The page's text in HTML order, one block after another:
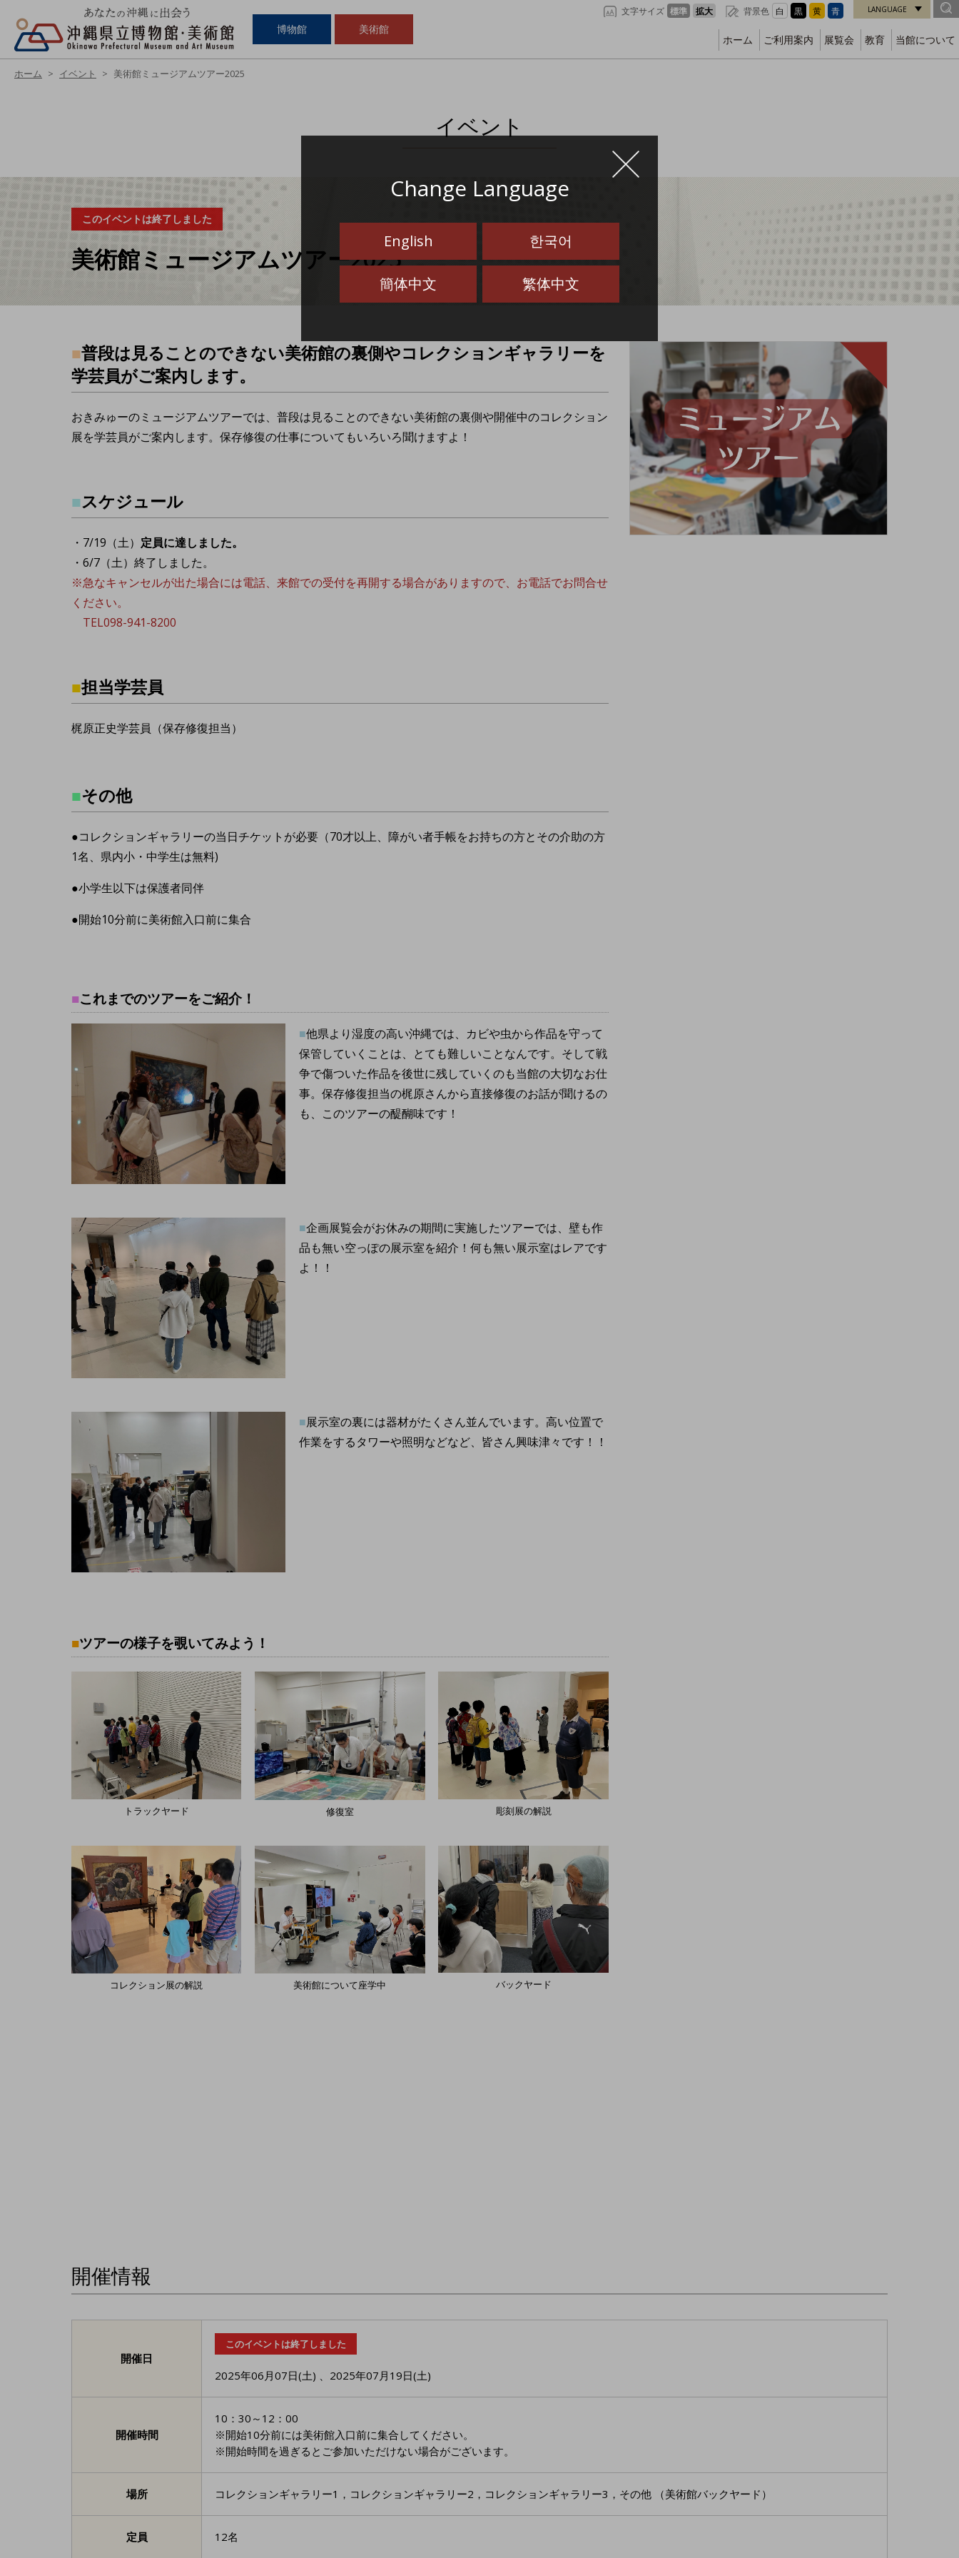
博物館 美術館
文字サイズ 標準 拡大 背景色 白 黒 黄 青 LANGUAGE
ホーム ご利用案内 展覧会 教育 当館について
Change Language
English 한국어
簡体中文 繁体中文
ホーム イベント 美術館ミュージアムツアー2025
イベント
このイベントは終了しました
美術館ミュージアムツアー2025
■普段は見ることのできない美術館の裏側やコレクションギャラリーを
学芸員がご案内します。
おきみゅーのミュージアムツアーでは、普段は見ることのできない美術館の裏側や開催中のコレクション
展を学芸員がご案内します。保存修復の仕事についてもいろいろ聞けますよ！
■スケジュール
・7/19（土） 定員に達しました。
・6/7（土）終了しました。
※急なキャンセルが出た場合には電話、来館での受付を再開する場合がありますので、お電話でお問合せ
ください。
TEL098-941-8200
■担当学芸員
梶原正史学芸員（保存修復担当）
■その他
●コレクションギャラリーの当日チケットが必要（70才以上、障がい者手帳をお持ちの方とその介助の方
1名、県内小・中学生は無料)
●小学生以下は保護者同伴
●開始10分前に美術館入口前に集合
■これまでのツアーをご紹介！
■他県より湿度の高い沖縄では、カビや虫から作品を守って
保管していくことは、とても難しいことなんです。そして戦
争で傷ついた作品を後世に残していくのも当館の大切なお仕
事。保存修復担当の梶原さんから直接修復のお話が聞けるの
も、このツアーの醍醐味です！
■企画展覧会がお休みの期間に実施したツアーでは、壁も作
品も無い空っぽの展示室を紹介！何も無い展示室はレアです
よ！！
■展示室の裏には器材がたくさん並んでいます。高い位置で
作業をするタワーや照明などなど、皆さん興味津々です！！
■ツアーの様子を覗いてみよう！
トラックヤード 修復室 彫刻展の解説
コレクション展の解説 美術館について座学中 バックヤード
開催情報
開催日
このイベントは終了しました
2025年06月07日(土) 2025年07月19日(土)
開催時間
10：30～12：00
※開始10分前には美術館入口前に集合してください。
※開始時間を過ぎるとご参加いただけない場合がございます。
場所 コレクションギャラリー1，コレクションギャラリー2，コレクションギャラリー3，その他 （美術館バックヤード）
定員 12名